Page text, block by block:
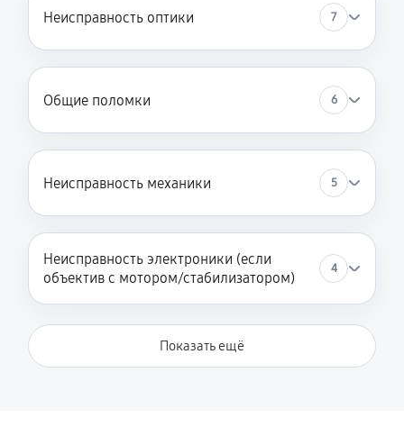
Неисправность оптики 7
Общие поломки 6
Неисправность механики 5
Неисправность электроники (если
объектив с мотором/стабилизатором)
4
Показать ещё